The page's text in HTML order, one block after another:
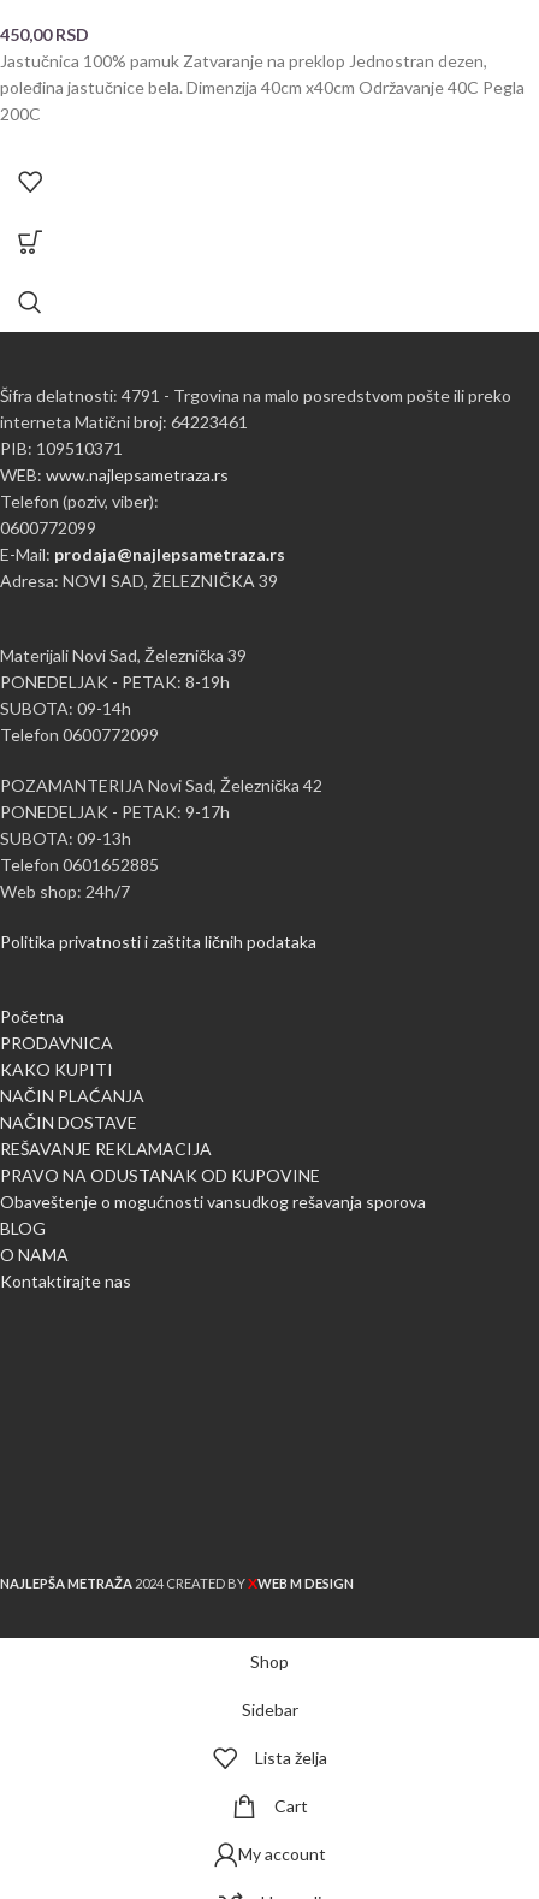
450,00RSD
Jastučnica 100% pamuk Zatvaranje na preklop Jednostran dezen,
poleđina jastučnice bela. Dimenzija 40cm x40cm Održavanje 40C Pegla
200C
Šifra delatnosti: 4791 - Trgovina na malo posredstvom pošte ili preko
interneta Matični broj: 64223461
PIB: 109510371
WEB: www.najlepsametraza.rs
Telefon (poziv, viber):
0600772099
E-Mail: prodaja@najlepsametraza.rs
Adresa: NOVI SAD, ŽELEZNIČKA 39
Materijali Novi Sad, Železnička 39
PONEDELJAK - PETAK: 8-19h
SUBOTA: 09-14h
Telefon 0600772099
POZAMANTERIJA Novi Sad, Železnička 42
PONEDELJAK - PETAK: 9-17h
SUBOTA: 09-13h
Telefon 0601652885
Web shop: 24h/7
Politika privatnosti i zaštita ličnih podataka
Početna
PRODAVNICA
KAKO KUPITI
NAČIN PLAĆANJA
NAČIN DOSTAVE
REŠAVANJE REKLAMACIJA
PRAVO NA ODUSTANAK OD KUPOVINE
Obaveštenje o mogućnosti vansudkog rešavanja sporova
BLOG
O NAMA
Kontaktirajte nas
NAJLEPŠA METRAŽA 2024 CREATED BYXWEB M DESIGN
Shop
Sidebar
Lista želja
Cart
My account